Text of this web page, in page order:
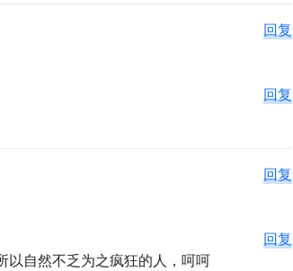
回复
回复
回复
回复
以自然不乏为之疯狂的人，呵呵